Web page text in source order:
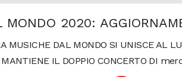
MONDO 2020:
MUSICHE DAL MONDO SI UNISCE AL
MANTIENE IL DOPPIO CONCERTO DI